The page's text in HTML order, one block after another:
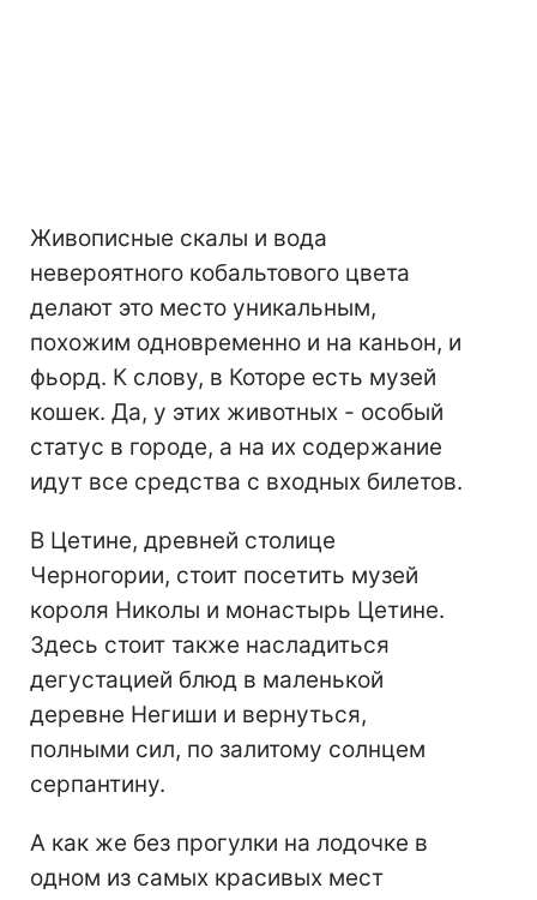
Живописные скалы и вода
невероятного кобальтового цвета
делают это место уникальным,
похожим одновременно и на каньон, и
фьорд. К слову, в Которе есть музей
кошек. Да, у этих животных - особый
статус в городе, а на их содержание
идут все средства с входных билетов.
В Цетине, древней столице
Черногории, стоит посетить музей
короля Николы и монастырь Цетине.
Здесь стоит также насладиться
дегустацией блюд в маленькой
деревне Негиши и вернуться,
полными сил, по залитому солнцем
серпантину.
А как же без прогулки на лодочке в
одном из самых красивых мест